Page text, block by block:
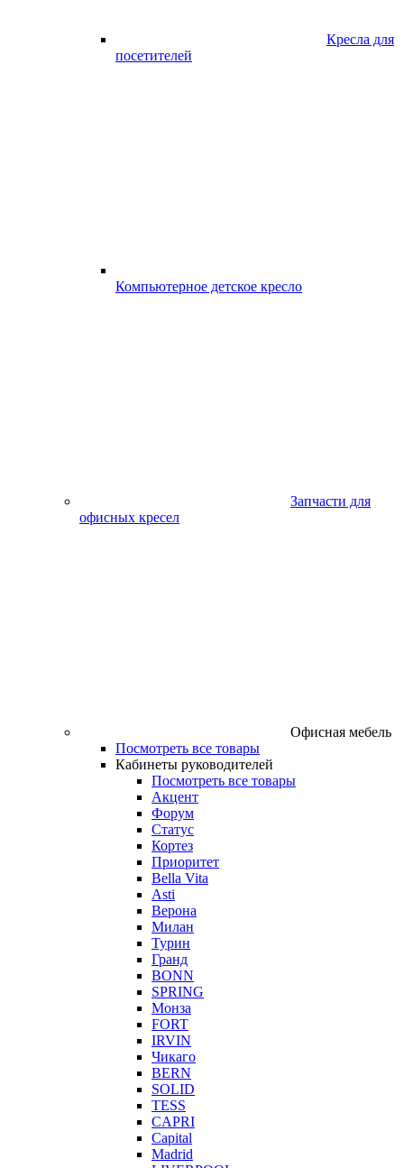
Кресла для
посетителей
Компьютерное детское кресло
Запчасти для
офисных кресел
Офисная мебель
Посмотреть все товары
Кабинеты руководителей
Посмотреть все товары
Акцент
Форум
Статус
Кортез
Приоритет
Bella Vita
Asti
Верона
Милан
Турин
Гранд
BONN
SPRING
Монза
FORT
IRVIN
Чикаго
BERN
SOLID
TESS
CAPRI
Capital
Madrid